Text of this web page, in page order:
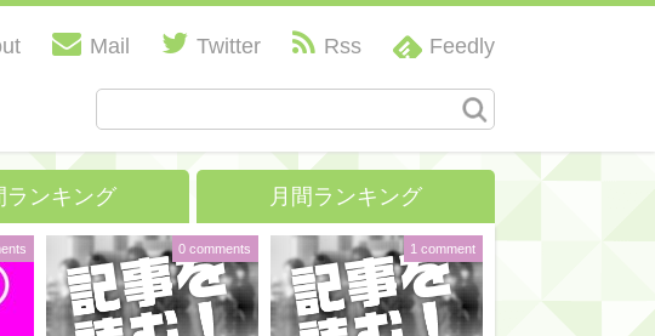
Mail Twitter Rss Feedly
ランキング 月間ランキング
0 comments 1 comment